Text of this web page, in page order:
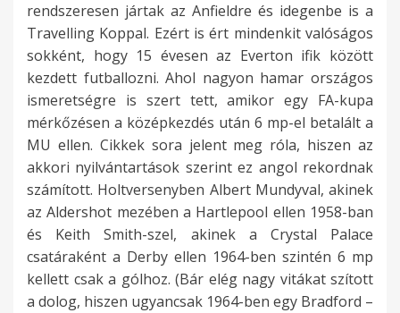
rendszeresen jártak az Anfieldre és idegenbe is a
Travelling Koppal. Ezért is ért mindenkit valóságos
sokként, hogy 15 évesen az Everton ifik között
kezdett futballozni. Ahol nagyon hamar országos
ismeretségre is szert tett, amikor egy FA-kupa
mérkőzésen a középkezdés után 6 mp-el betalált a
MU ellen. Cikkek sora jelent meg róla, hiszen az
akkori nyilvántartások szerint ez angol rekordnak
számított. Holtversenyben Albert Mundyval, akinek
az Aldershot mezében a Hartlepool ellen 1958-ban
és Keith Smith-szel, akinek a Crystal Palace
csatáraként a Derby ellen 1964-ben szintén 6 mp
kellett csak a gólhoz. (Bár elég nagy vitákat szított
a dolog, hiszen ugyancsak 1964-ben egy Bradford –